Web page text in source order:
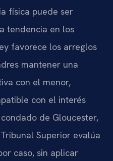
física puede ser
tendencia en los
favorece los arreglos
mantener una
con el menor,
con el interés
de Gloucester,
Superior evalúa
caso, sin aplicar